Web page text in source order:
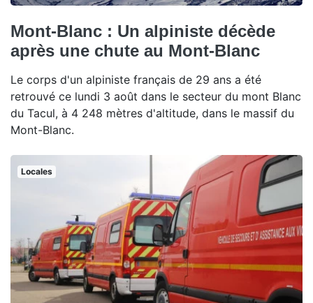
Mont-Blanc : Un alpiniste décède
après une chute au Mont-Blanc
Le corps d'un alpiniste français de 29 ans a été
retrouvé ce lundi 3 août dans le secteur du mont Blanc
du Tacul, à 4 248 mètres d'altitude, dans le massif du
Mont-Blanc.
Locales